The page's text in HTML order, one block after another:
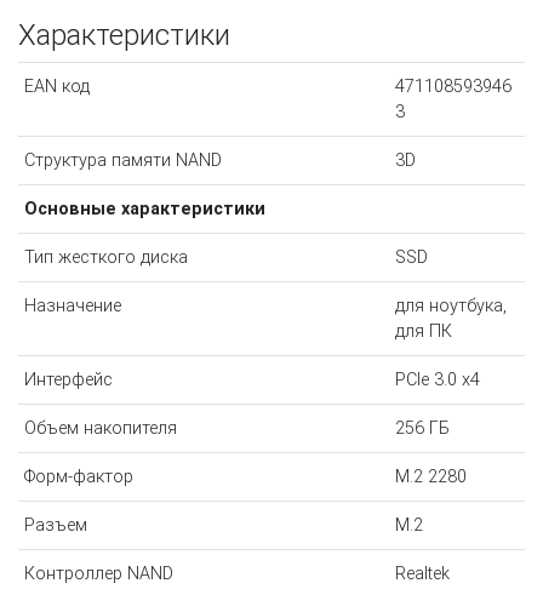
Характеристики
EAN код
471108593946
3
Структура памяти NAND 3D
Основные характеристики
Тип жесткого диска SSD
Назначение
для ноутбука,
для ПК
Интерфейс PCIe 3.0 x4
Объем накопителя 256 ГБ
Форм-фактор M.2 2280
Разъем M.2
Контроллер NAND
Realtek